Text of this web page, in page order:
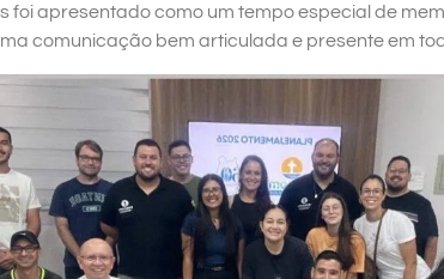
foi apresentado como um tempo especial de
comunicação bem articulada e presente em